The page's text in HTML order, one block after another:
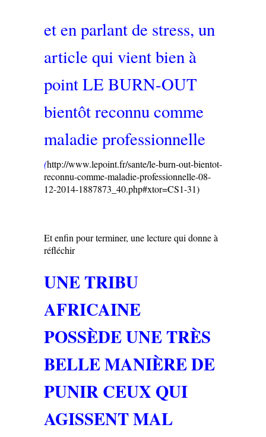
et en parlant de stress, un
article qui vient bien à
point LE BURN-OUT
bientôt reconnu comme
maladie professionnelle
(http://www.lepoint.fr/sante/le-burn-out-bientot-
reconnu-comme-maladie-professionnelle-08-
12-2014-1887873_40.php#xtor=CS1-31)
Et enfin pour terminer, une lecture qui donne à
réfléchir
UNE TRIBU
AFRICAINE
POSSÈDE UNE TRÈS
BELLE MANIÈRE DE
PUNIR CEUX QUI
AGISSENT MAL